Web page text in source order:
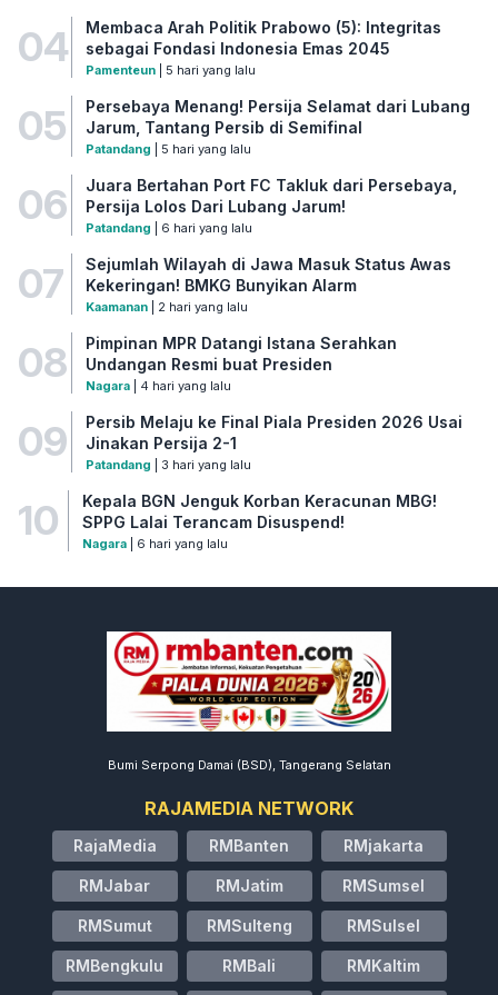
04
Membaca Arah Politik Prabowo (5): Integritas
sebagai Fondasi Indonesia Emas 2045
Pamenteun| 5 hari yang lalu
05
Persebaya Menang! Persija Selamat dari Lubang
Jarum, Tantang Persib di Semifinal
Patandang | 5 hari yang lalu
06
Juara Bertahan Port FC Takluk dari Persebaya,
Persija Lolos Dari Lubang Jarum!
Patandang | 6 hari yang lalu
07
Sejumlah Wilayah di Jawa Masuk Status Awas
Kekeringan! BMKG Bunyikan Alarm
Kaamanan| 2 hari yang lalu
08
Pimpinan MPR Datangi Istana Serahkan
Undangan Resmi buat Presiden
Nagara| 4 hari yang lalu
09
Persib Melaju ke Final Piala Presiden 2026 Usai
Jinakan Persija 2-1
Patandang | 3 hari yang lalu
10
Kepala BGN Jenguk Korban Keracunan MBG!
SPPG Lalai Terancam Disuspend!
Nagara| 6 hari yang lalu
Bumi Serpong Damai (BSD), Tangerang Selatan
RAJAMEDIA NETWORK
RajaMedia RMBanten RMjakarta
RMJabar RMJatim RMSumsel
RMSumut RMSulteng RMSulsel
RMBengkulu RMBali RMKaltim